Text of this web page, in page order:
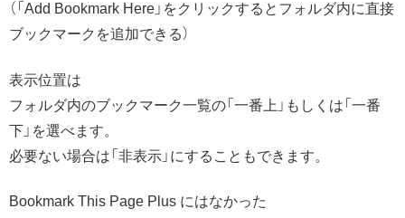
（「Add Bookmark Here」をクリックするとフォルダ内に直接
ブックマークを追加できる）
表示位置は
フォルダ内のブックマーク一覧の「一番上」もしくは「一番
下」を選べます。
必要ない場合は「非表示」にすることもできます。
Bookmark This Page Plus にはなかった